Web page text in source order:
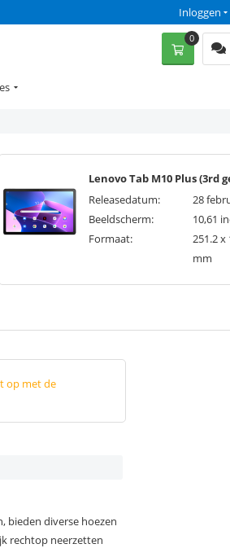
Inloggen
0
Lenovo Tab M10 Plus (3rd
Releasedatum:
28
Beeldscherm:
10,61
Formaat:
251.2 x
mm
op met de
bieden diverse hoezen
rechtop neerzetten